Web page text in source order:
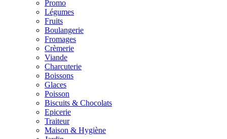
Promo
Légumes
Fruits
Boulangerie
Fromages
Crèmerie
Viande
Charcuterie
Boissons
Glaces
Poisson
Biscuits & Chocolats
Epicerie
Traiteur
Maison & Hygiène